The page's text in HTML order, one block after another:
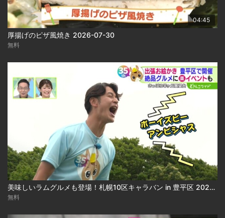
04:45
厚揚げのピザ風焼き 2026-07-30
無料
美味しいラムグルメも登場！札幌10区キャラバン in 豊平区 2026-07-31
無料